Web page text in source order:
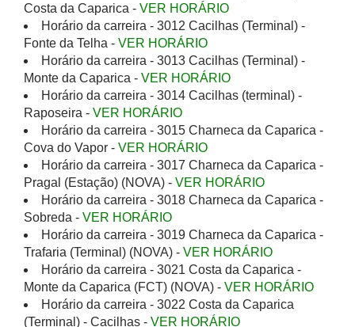
Costa da Caparica - VER HORÁRIO
Horário da carreira - 3012 Cacilhas (Terminal) -
Fonte da Telha - VER HORÁRIO
Horário da carreira - 3013 Cacilhas (Terminal) -
Monte da Caparica - VER HORÁRIO
Horário da carreira - 3014 Cacilhas (terminal) -
Raposeira - VER HORÁRIO
Horário da carreira - 3015 Charneca da Caparica -
Cova do Vapor - VER HORÁRIO
Horário da carreira - 3017 Charneca da Caparica -
Pragal (Estação) (NOVA) - VER HORÁRIO
Horário da carreira - 3018 Charneca da Caparica -
Sobreda - VER HORÁRIO
Horário da carreira - 3019 Charneca da Caparica -
Trafaria (Terminal) (NOVA) - VER HORÁRIO
Horário da carreira - 3021 Costa da Caparica -
Monte da Caparica (FCT) (NOVA) - VER HORÁRIO
Horário da carreira - 3022 Costa da Caparica
(Terminal) - Cacilhas - VER HORÁRIO